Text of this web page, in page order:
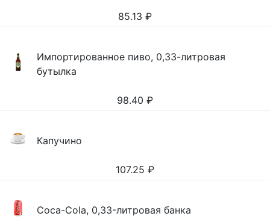
85.13 ₽
Импортированное пиво, 0,33-литровая
бутылка
98.40 ₽
Капучино
107.25 ₽
Coca-Cola, 0,33-литровая банка